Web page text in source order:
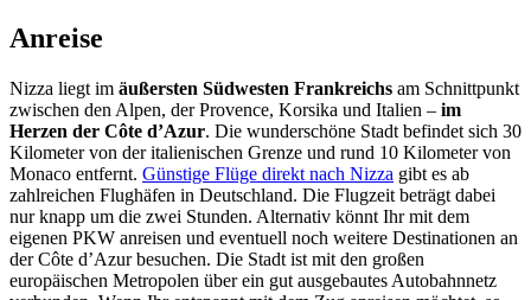
Anreise
Nizza liegt im äußersten Südwesten Frankreichs am Schnittpunkt
zwischen den Alpen, der Provence, Korsika und Italien – im
Herzen der Côte d’Azur. Die wunderschöne Stadt befindet sich 30
Kilometer von der italienischen Grenze und rund 10 Kilometer von
Monaco entfernt. Günstige Flüge direkt nach Nizza gibt es ab
zahlreichen Flughäfen in Deutschland. Die Flugzeit beträgt dabei
nur knapp um die zwei Stunden. Alternativ könnt Ihr mit dem
eigenen PKW anreisen und eventuell noch weitere Destinationen an
der Côte d’Azur besuchen. Die Stadt ist mit den großen
europäischen Metropolen über ein gut ausgebautes Autobahnnetz